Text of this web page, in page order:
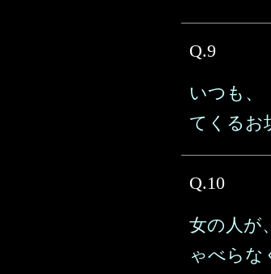
Q.9
いつも、
てくるお
Q.10
女の人が
ゃべらな